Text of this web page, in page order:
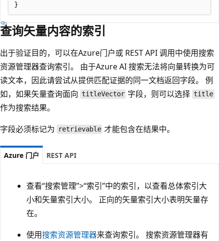
查询矢量内容的索引
出于验证目的，可以在Azure门户或 REST API 调用中使用搜索
资源管理器查询索引。 由于Azure AI 搜索无法将向量转换为可
读文本，因此请尝试从提供匹配证据的同一文档返回字段。 例
如，如果矢量查询面向 titleVector 字段，则可以选择title
作为搜索结果。
字段必须标记为
retrievable 才能包含在结果中。
Azure 门户 REST API
查看“搜索管理”>“索引”中的索引，以查看总体索引大
小和矢量索引大小。 正向的矢量索引大小表明矢量存
在。
使用搜索资源管理器来查询索引。 搜索资源管理器有